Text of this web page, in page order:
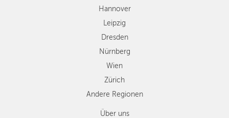
Andere
RegionenHannover
Leipzig
Dresden
Nürnberg
Wien
Zürich
Andere Regionen
Über uns